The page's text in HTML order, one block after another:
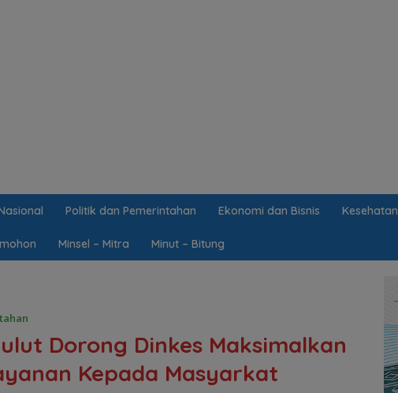
Politik dan Pemerintahan Ekonomi dan Bisnis Kesehatan
Minsel – Mitra Minut – Bitung
Dorong Dinkes Maksimalkan
Kepada Masyarkat